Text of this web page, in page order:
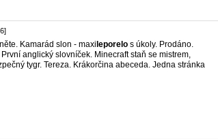
Kamarád slon - maxi leporelo s úkoly. Prodáno.
anglický slovníček. Minecraft staň se mistrem,
tygr. Tereza. Krákorčina abeceda. Jedna stránka